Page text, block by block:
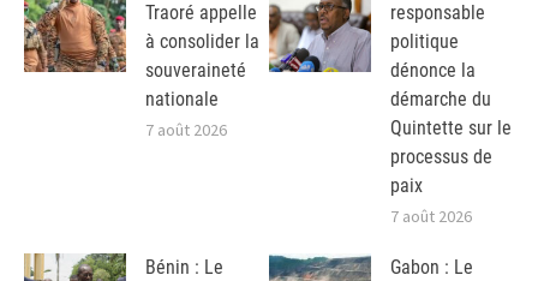
Traoré appelle
à consolider la
souveraineté
nationale
7 août 2026
responsable
politique
dénonce la
démarche du
Quintette sur le
processus de
paix
7 août 2026
Bénin : Le
Gabon : Le